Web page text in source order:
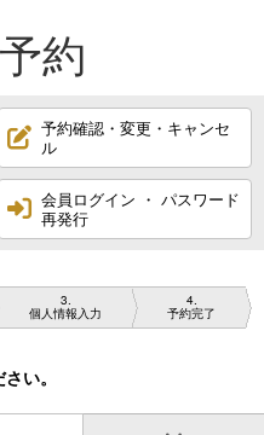
約
予約確認・変更・キャンセ
ル
会員ログイン ・ パスワード
再発行
3
個人情報入力
4
予約完了
い。